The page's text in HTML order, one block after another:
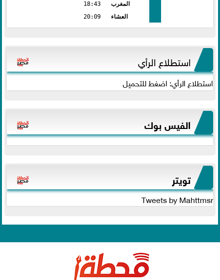
المغرب
18:43
العشاء
20:09
استطلاع الرأي
استطلاع الرأي: اضغط للتحميل
الفيس بوك
تويتر
Tweets by Mahttmsr